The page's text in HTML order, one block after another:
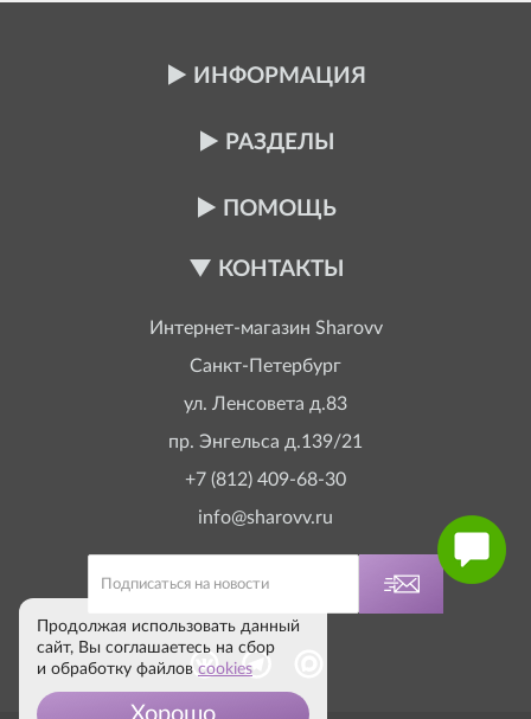
ИНФОРМАЦИЯ
РАЗДЕЛЫ
ПОМОЩЬ
КОНТАКТЫ
Интернет-магазин Sharovv
Санкт-Петербург
ул. Ленсовета д.83
пр. Энгельса д.139/21
+7 (812) 409-68-30
info@sharovv.ru
Продолжая использовать данный
сайт, Вы соглашаетесь на сбор
и обработку файлов cookies
Хорошо